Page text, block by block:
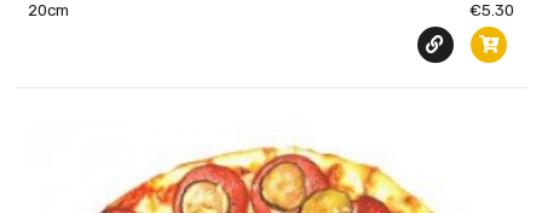
20cm €5.30